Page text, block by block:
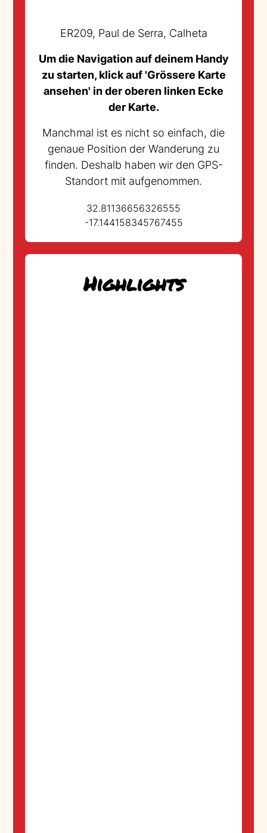
ER209, Paul de Serra, Calheta
Um die Navigation auf deinem Handy
zu starten, klick auf 'Grössere Karte
ansehen' in der oberen linken Ecke
der Karte.
Manchmal ist es nicht so einfach, die
genaue Position der Wanderung zu
finden. Deshalb haben wir den GPS-
Standort mit aufgenommen.
32.81136656326555
-17.144158345767455
Highlights